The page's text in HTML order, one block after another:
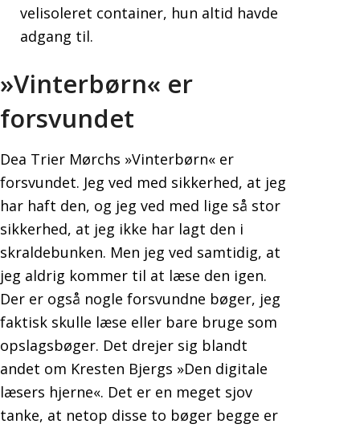
velisoleret container, hun altid havde
adgang til.
»Vinterbørn« er
forsvundet
Dea Trier Mørchs »Vinterbørn« er
forsvundet. Jeg ved med sikkerhed, at jeg
har haft den, og jeg ved med lige så stor
sikkerhed, at jeg ikke har lagt den i
skraldebunken. Men jeg ved samtidig, at
jeg aldrig kommer til at læse den igen.
Der er også nogle forsvundne bøger, jeg
faktisk skulle læse eller bare bruge som
opslagsbøger. Det drejer sig blandt
andet om Kresten Bjergs »Den digitale
læsers hjerne«. Det er en meget sjov
tanke, at netop disse to bøger begge er